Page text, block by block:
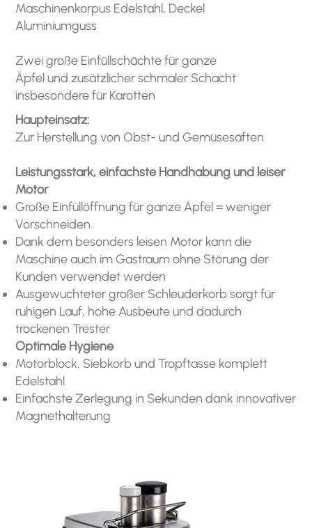
Maschinenkorpus Edelstahl, Deckel
Aluminiumguss
Zwei große Einfüllschächte für ganze
Äpfel und zusätzlicher schmaler Schacht
insbesondere für Karotten
Haupteinsatz:
Zur Herstellung von Obst- und Gemüsesäften
Leistungsstark, einfachste Handhabung und leiser
Motor
Große Einfüllöffnung für ganze Äpfel = weniger
Vorschneiden.
Dank dem besonders leisen Motor kann die
Maschine auch im Gastraum ohne Störung der
Kunden verwendet werden
Ausgewuchteter großer Schleuderkorb sorgt für
ruhigen Lauf, hohe Ausbeute und dadurch
trockenen Trester
Optimale Hygiene
Motorblock, Siebkorb und Tropftasse komplett
Edelstahl
Einfachste Zerlegung in Sekunden dank innovativer
Magnethalterung